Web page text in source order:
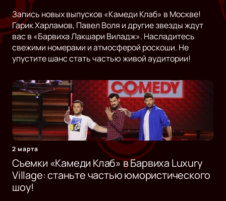
Запись новых выпусков «Камеди Клаб» в Москве!
Гарик Харламов, Павел Воля и другие звезды ждут
вас в «Барвиха Лакшари Виладж». Насладитесь
свежими номерами и атмосферой роскоши. Не
упустите шанс стать частью живой аудитории!
2 марта
Съемки «Камеди Клаб» в Барвиха Luxury
Village: станьте частью юмористического
шоу!